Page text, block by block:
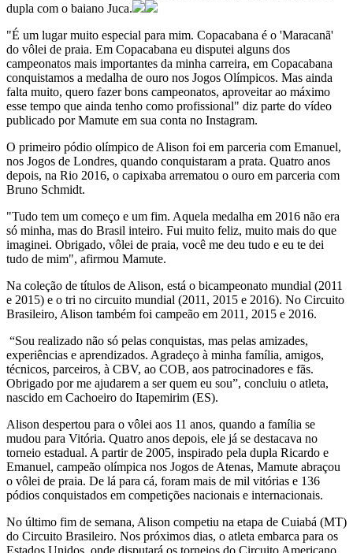
dupla com o baiano Juca.
"É um lugar muito especial para mim. Copacabana é o 'Maracanã'
do vôlei de praia. Em Copacabana eu disputei alguns dos
campeonatos mais importantes da minha carreira, em Copacabana
conquistamos a medalha de ouro nos Jogos Olímpicos. Mas ainda
falta muito, quero fazer bons campeonatos, aproveitar ao máximo
esse tempo que ainda tenho como profissional" diz parte do vídeo
publicado por Mamute em sua conta no Instagram.
O primeiro pódio olímpico de Alison foi em parceria com Emanuel,
nos Jogos de Londres, quando conquistaram a prata. Quatro anos
depois, na Rio 2016, o capixaba arrematou o ouro em parceria com
Bruno Schmidt.
"Tudo tem um começo e um fim. Aquela medalha em 2016 não era
só minha, mas do Brasil inteiro. Fui muito feliz, muito mais do que
imaginei. Obrigado, vôlei de praia, você me deu tudo e eu te dei
tudo de mim", afirmou Mamute.
Na coleção de títulos de Alison, está o bicampeonato mundial (2011
e 2015) e o tri no circuito mundial (2011, 2015 e 2016). No Circuito
Brasileiro, Alison também foi campeão em 2011, 2015 e 2016.
“Sou realizado não só pelas conquistas, mas pelas amizades,
experiências e aprendizados. Agradeço à minha família, amigos,
técnicos, parceiros, à CBV, ao COB, aos patrocinadores e fãs.
Obrigado por me ajudarem a ser quem eu sou”, concluiu o atleta,
nascido em Cachoeiro do Itapemirim (ES).
Alison despertou para o vôlei aos 11 anos, quando a família se
mudou para Vitória. Quatro anos depois, ele já se destacava no
torneio estadual. A partir de 2005, inspirado pela dupla Ricardo e
Emanuel, campeão olímpica nos Jogos de Atenas, Mamute abraçou
o vôlei de praia. De lá para cá, foram mais de mil vitórias e 136
pódios conquistados em competições nacionais e internacionais.
No último fim de semana, Alison competiu na etapa de Cuiabá (MT)
do Circuito Brasileiro. Nos próximos dias, o atleta embarca para os
Estados Unidos, onde disputará os torneios do Circuito Americano,